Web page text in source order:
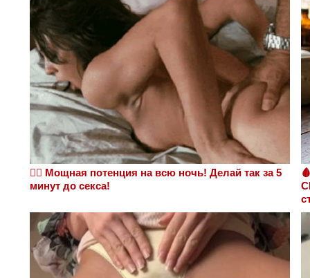
❤️‍🔥 Мощная потенция на всю ночь! Делай так за 5
минут до секса!